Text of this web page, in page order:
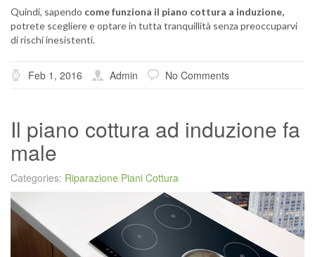
Quindi, sapendo come funziona il piano cottura a induzione,
potrete scegliere e optare in tutta tranquillità senza preoccuparvi
di rischi inesistenti.
Feb 1, 2016 Admin No Comments
Il piano cottura ad induzione fa
male
Categories: Riparazione Piani Cottura